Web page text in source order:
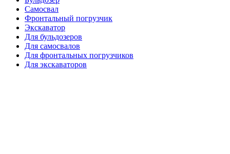
Самосвал
Фронтальный погрузчик
Экскаватор
Для бульдозеров
Для самосвалов
Для фронтальных погрузчиков
Для экскаваторов